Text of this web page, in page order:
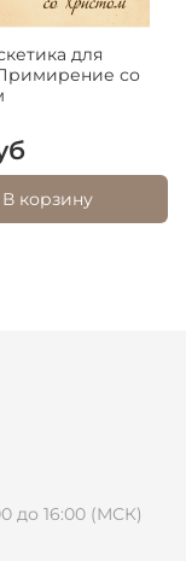
для
со
В корзину
до 16:00 (МСК)